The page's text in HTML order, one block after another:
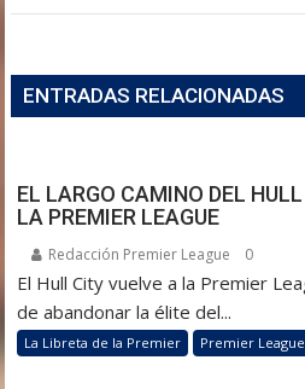
ENTRADAS RELACIONADAS
EL LARGO CAMINO DEL
LA PREMIER LEAGUE
Redacción Premier League 0
El Hull City vuelve a la Premier
de abandonar la élite del...
La Libreta de la Premier Premier League